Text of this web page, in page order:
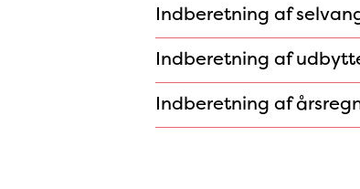
Indberetning af
Indberetning af
Indberetning af